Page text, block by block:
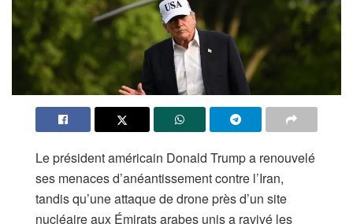
Le président américain Donald Trump a renouvelé
ses menaces d’anéantissement contre l’Iran,
tandis qu’une attaque de drone près d’un site
nucléaire aux Émirats arabes unis a ravivé les